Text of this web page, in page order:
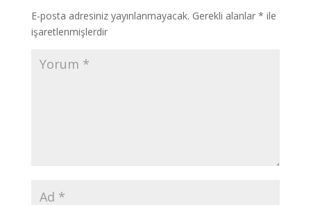
E-posta adresiniz yayınlanmayacak. Gerekli alanlar * ile
işaretlenmişlerdir